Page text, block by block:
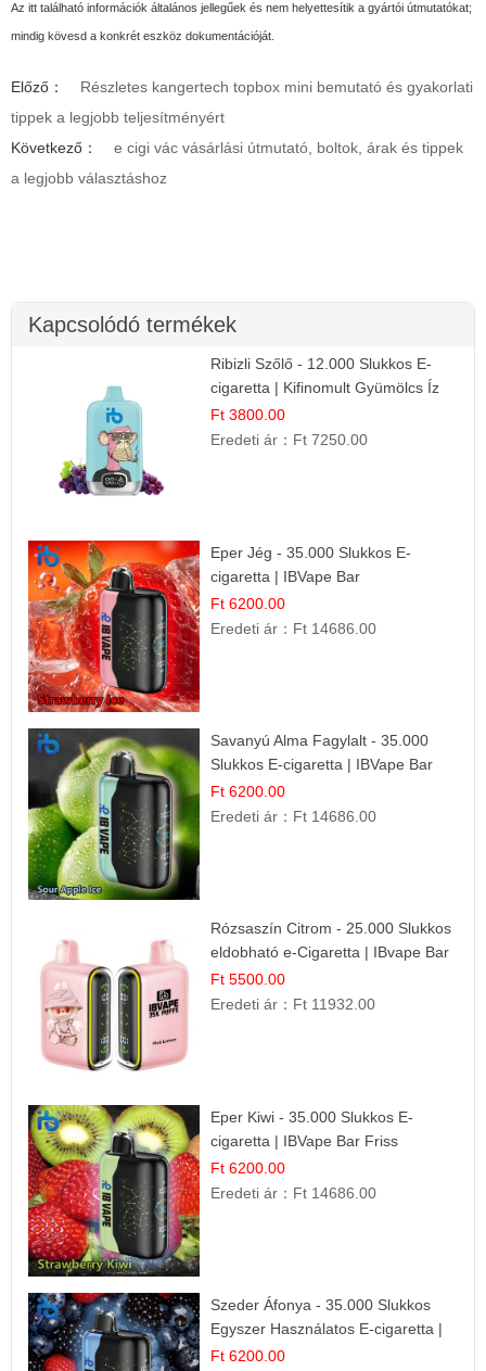
Az itt található információk általános jellegűek és nem helyettesítik a gyártói útmutatókat;
mindig kövesd a konkrét eszköz dokumentációját.
Előző：
Részletes kangertech topbox mini bemutató és gyakorlati
tippek a legjobb teljesítményért
Következő：
e cigi vác vásárlási útmutató, boltok, árak és tippek
a legjobb választáshoz
Kapcsolódó termékek
Ribizli Szőlő - 12.000 Slukkos E-
cigaretta | Kifinomult Gyümölcs Íz
Ft 3800.00
Eredeti ár： Ft 7250.00
Eper Jég - 35.000 Slukkos E-
cigaretta | IBVape Bar
Ft 6200.00
Eredeti ár： Ft 14686.00
Savanyú Alma Fagylalt - 35.000
Slukkos E-cigaretta | IBVape Bar
Ft 6200.00
Eredeti ár： Ft 14686.00
Rózsaszín Citrom - 25.000 Slukkos
eldobható e-Cigaretta | IBvape Bar
Ft 5500.00
Eredeti ár： Ft 11932.00
Eper Kiwi - 35.000 Slukkos E-
cigaretta | IBVape Bar Friss
Gyümölcs Ízek
Ft 6200.00
Eredeti ár： Ft 14686.00
Szeder Áfonya - 35.000 Slukkos
Egyszer Használatos E-cigaretta |
Prémium Ízélmény
Ft 6200.00